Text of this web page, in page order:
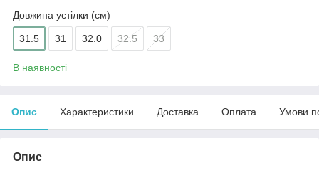
Довжина устілки (см)
31.5 31 32.0 32.5 33
В наявності
Опис Характеристики Доставка Оплата Умови
Опис